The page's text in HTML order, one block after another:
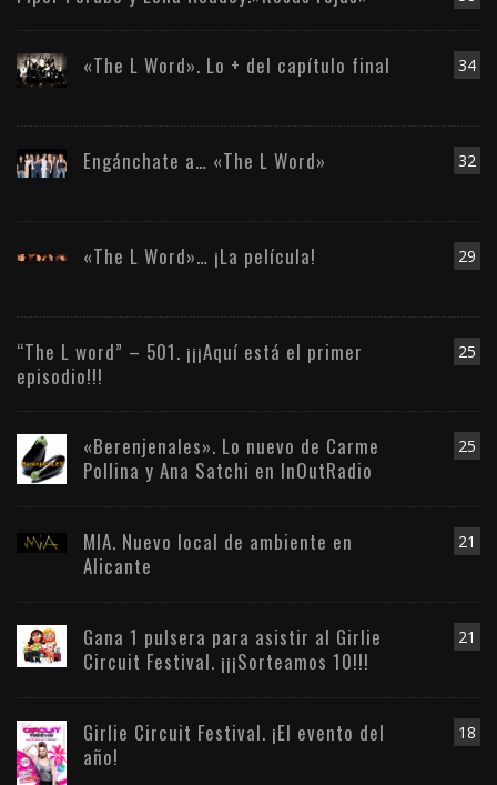
34
«The L Word». Lo + del capítulo final
32
Engánchate a… «The L Word»
29
«The L Word»… ¡La película!
25
“The L word” – 501. ¡¡¡Aquí está el primer
episodio!!!
25
«Berenjenales». Lo nuevo de Carme
Pollina y Ana Satchi en InOutRadio
21
MIA. Nuevo local de ambiente en
Alicante
21
Gana 1 pulsera para asistir al Girlie
Circuit Festival. ¡¡¡Sorteamos 10!!!
18
Girlie Circuit Festival. ¡El evento del
año!